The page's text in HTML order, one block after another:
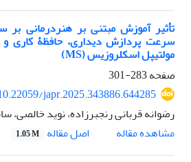
تأثیر آموزش مبتنی بر هنردرمانی
سرعت پردازش دیداری، حافظۀ کاری
مولتیپل اسکلروزیس (MS)
صفحه283-301
japr.2025.343886.644285
رضوانه قربانی رنجبرزاده، نوید خالصی،
مشاهده مقاله
اصل مقاله 1.05 M